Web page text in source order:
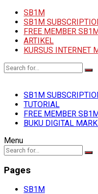
SB1M
SB1M
FREE MEMBER
ARTIKEL
KURSUS INTERNET
SB1M
TUTORIAL
FREE MEMBER
BUKU DIGITAL
Menu
Pages
SB1M